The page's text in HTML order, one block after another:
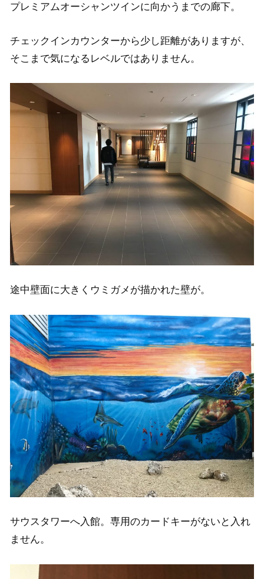
プレミアムオーシャンツインに向かうまでの廊下。
チェックインカウンターから少し距離がありますが、
そこまで気になるレベルではありません。
途中壁面に大きくウミガメが描かれた壁が。
サウスタワーへ入館。専用のカードキーがないと入れ
ません。